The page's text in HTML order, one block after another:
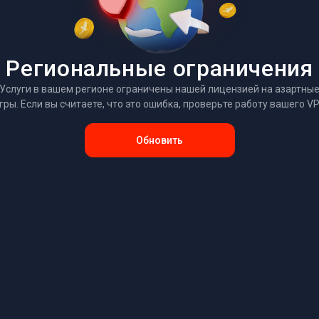
Региональные ограничения
Услуги в вашем регионе ограничены нашей лицензией на азартные
Если вы считаете, что это ошибка, проверьте работу вашего
Обновить